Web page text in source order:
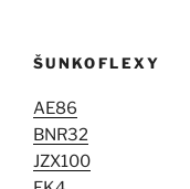
ŠUNKOFLEXY
AE86
BNR32
JZX100